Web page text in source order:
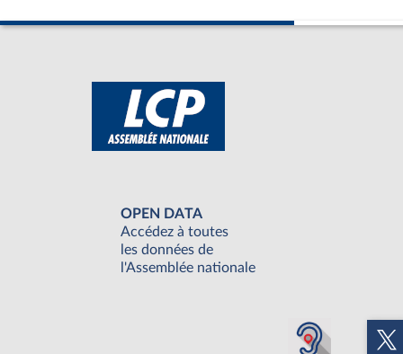
OPEN DATA
Accédez à toutes
les données de
l'Assemblée nationale